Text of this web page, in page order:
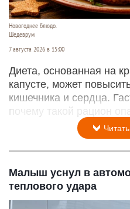
Новогоднее блюдо.
Шедеврум
7 августа 2026 в 15:00
Диета, основанная на
капусте, может
кишечника и сердца.
почему такой рацион
Малыш уснул в
теплового удара